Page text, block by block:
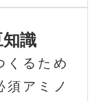
識
くるため
須アミノ